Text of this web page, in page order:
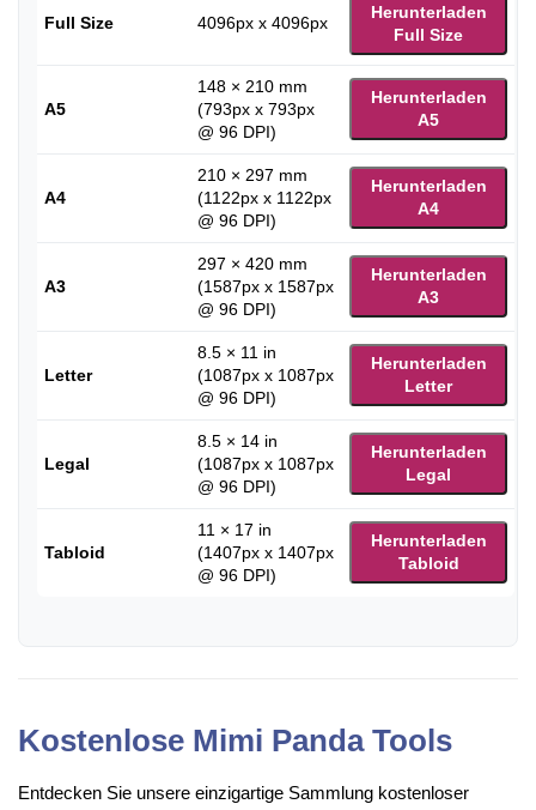
Full Size 4096px x 4096px
Herunterladen
Full Size
A5
148 × 210 mm
(793px x 793px
@ 96 DPI)
Herunterladen
A5
A4
210 × 297 mm
(1122px x 1122px
@ 96 DPI)
Herunterladen
A4
A3
297 × 420 mm
(1587px x 1587px
@ 96 DPI)
Herunterladen
A3
Letter
8.5 × 11 in
(1087px x 1087px
@ 96 DPI)
Herunterladen
Letter
Legal
8.5 × 14 in
(1087px x 1087px
@ 96 DPI)
Herunterladen
Legal
Tabloid
11 × 17 in
(1407px x 1407px
@ 96 DPI)
Herunterladen
Tabloid
Kostenlose Mimi Panda Tools
Entdecken Sie unsere einzigartige Sammlung kostenloser